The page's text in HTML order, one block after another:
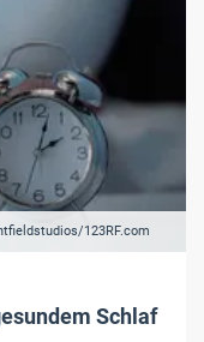
123RF.com
Schlaf